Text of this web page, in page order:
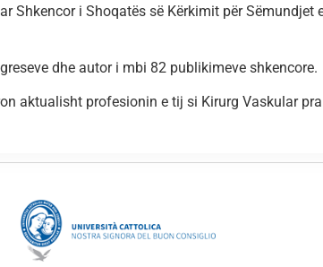
Shkencor i Shoqatës së Kërkimit për
dhe autor i mbi 82 publikimeve shkencore.
aktualisht profesionin e tij si Kirurg Vaskular